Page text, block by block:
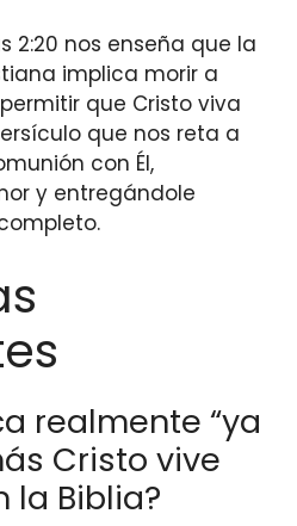
2:20 nos enseña que la
implica morir a
que Cristo viva
que nos reta a
con Él,
y entregándole
realmente “ya
Cristo vive
la Biblia?